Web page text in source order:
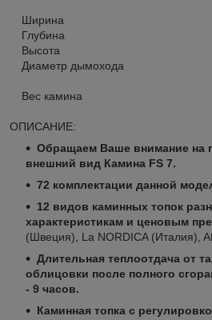
Ширина
Глубина
Высота
Диаметр дымохода
Вес камина
ОПИСАНИЕ:
Обращаем Ваше внимание на
внешний вид Камина FS 7.
72 комплектации данной
12 видов каминных топок
характеристикам и ценовым
(Швеция), La NORDICA (Италия),
Длительная теплоотдача от
облицовки после полного
- 9 часов.
Каминная топка с